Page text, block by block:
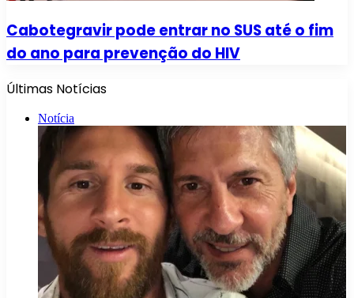
Cabotegravir pode entrar no SUS até o fim
do ano para prevenção do HIV
Últimas Notícias
Notícia